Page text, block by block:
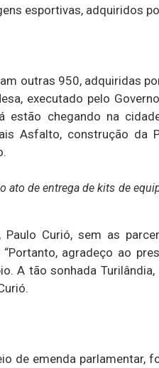
esportivas, adquiridos
outras 950, adquiridas
executado pelo
estão chegando na
Asfalto, construção da
ato de entrega de kits de
Curió, sem as
agradeço ao
A tão sonhada
de emenda parlamentar,